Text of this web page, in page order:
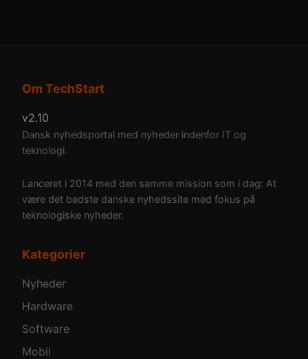
Om TechStart
v2.10
Dansk nyhedsportal med nyheder indenfor IT og
teknologi.
Lanceret i 2014 med den samme mission som i dag: At
være det bedste danske nyhedssite med fokus på
teknologiske nyheder.
Kategorier
Nyheder
Hardware
Software
Mobil